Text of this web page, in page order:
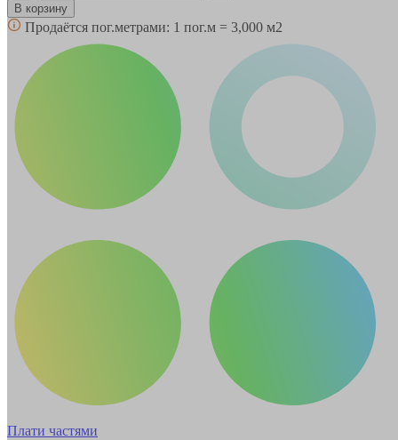
В корзину
Продаётся пог.метрами: 1 пог.м = 3,000 м2
Плати частями